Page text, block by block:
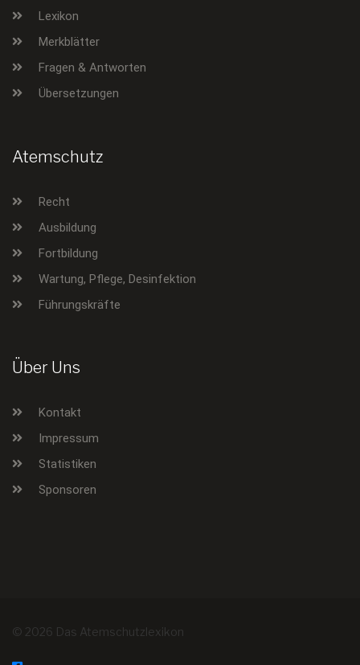
Lexikon
Merkblätter
Fragen & Antworten
Übersetzungen
Atemschutz
Recht
Ausbildung
Fortbildung
Wartung, Pflege, Desinfektion
Führungskräfte
Über Uns
Kontakt
Impressum
Statistiken
Sponsoren
© 2026 Das Atemschutzlexikon